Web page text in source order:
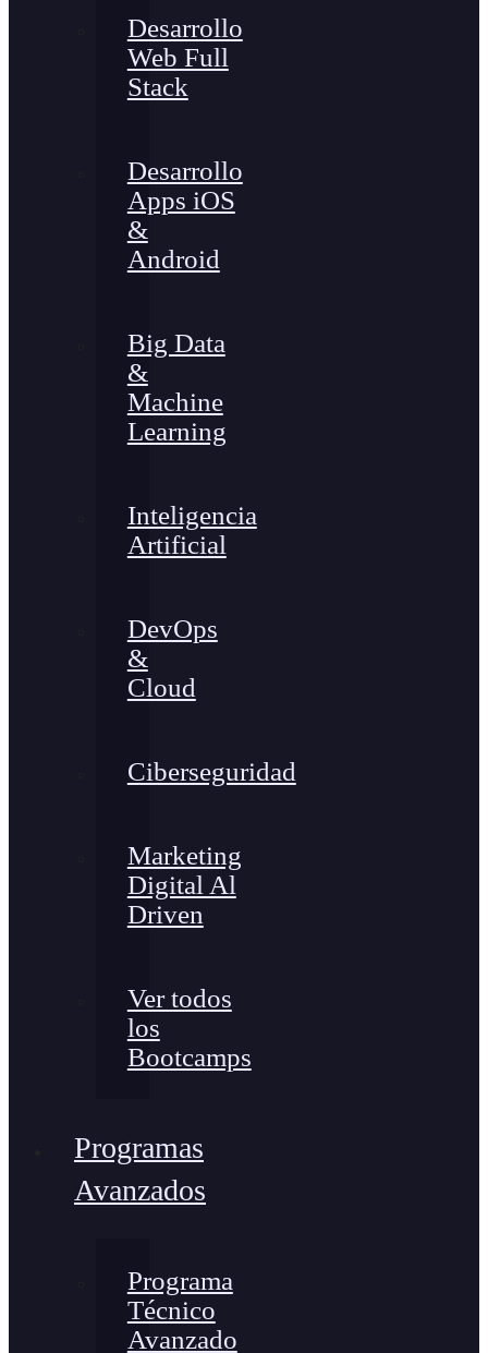
Desarrollo
Web Full
Stack
Desarrollo
Apps iOS
&
Android
Big Data
&
Machine
Learning
Inteligencia
Artificial
DevOps
&
Cloud
Ciberseguridad
Marketing
Digital Al
Driven
Ver todos
los
Bootcamps
Programas
Avanzados
Programa
Técnico
Avanzado